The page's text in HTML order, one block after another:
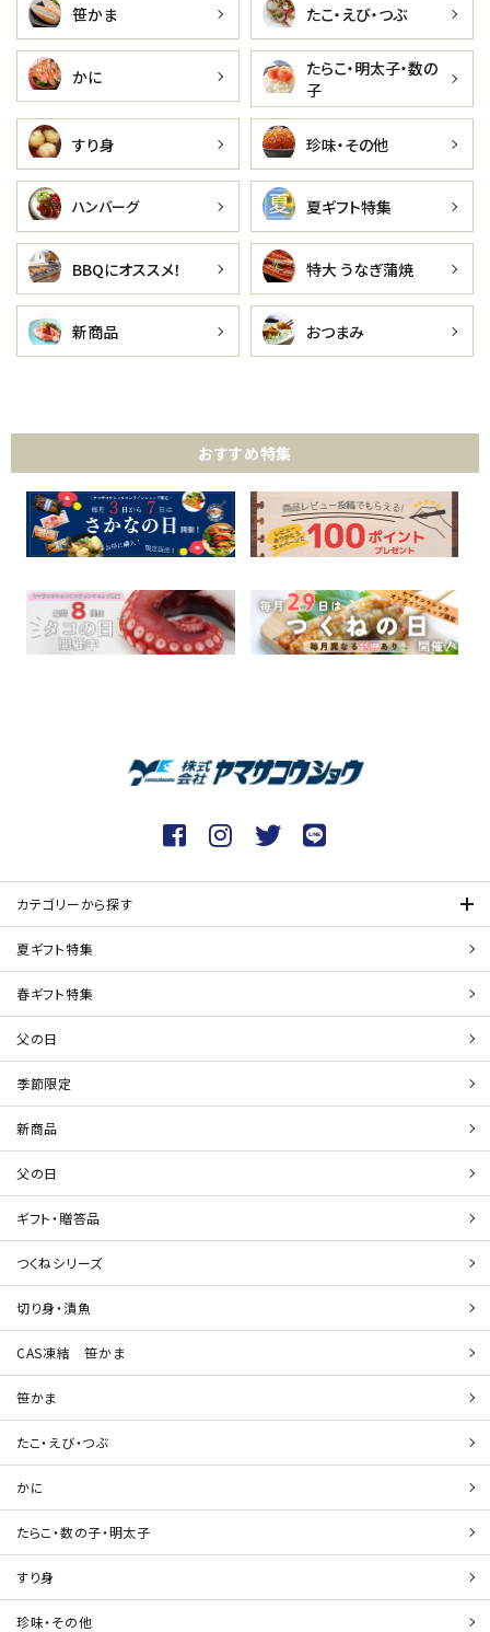
笹かま たこ・えび・つぶ
かに
たらこ・明太子・数の
子
すり身 珍味・その他
ハンバーグ 夏ギフト特集
BBQにオススメ！ 特大 うなぎ蒲焼
新商品 おつまみ
おすすめ特集
カテゴリーから探す
夏ギフト特集
春ギフト特集
父の日
季節限定
新商品
父の日
ギフト・贈答品
つくねシリーズ
切り身・漬魚
CAS凍結 笹かま
笹かま
たこ・えび・つぶ
かに
たらこ・数の子・明太子
すり身
珍味・その他